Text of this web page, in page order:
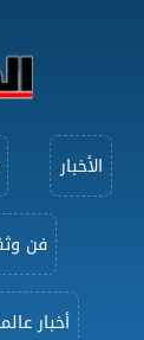
الأخبار
فن
أخبار